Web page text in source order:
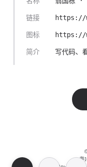
链接 https://
图标 https://
简介 写代码、
粤